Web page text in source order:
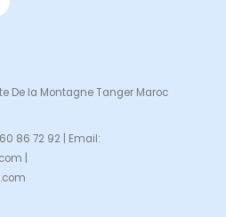
De la Montagne Tanger Maroc
86 72 92 | Email:
|